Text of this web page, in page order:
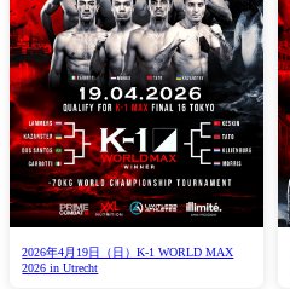
2026年4月19日（日）K-1 WORLD MAX
2026 in Utrecht